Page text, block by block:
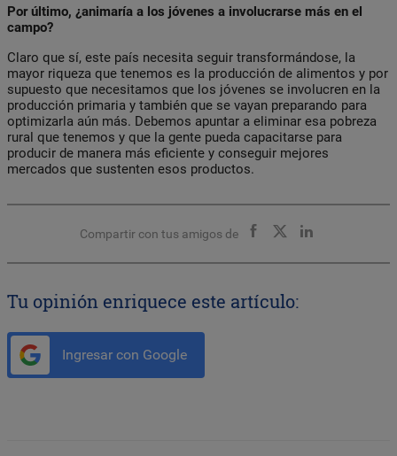
Por último, ¿animaría a los jóvenes a involucrarse más en el
campo?
Claro que sí, este país necesita seguir transformándose, la
mayor riqueza que tenemos es la producción de alimentos y por
supuesto que necesitamos que los jóvenes se involucren en la
producción primaria y también que se vayan preparando para
optimizarla aún más. Debemos apuntar a eliminar esa pobreza
rural que tenemos y que la gente pueda capacitarse para
producir de manera más eficiente y conseguir mejores
mercados que sustenten esos productos.
Compartir con tus amigos de
Tu opinión enriquece este artículo:
Ingresar con Google